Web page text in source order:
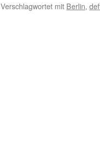
Verschlagwortet mit Berlin,